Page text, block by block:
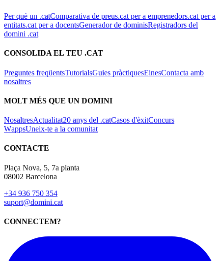
Per què un .catComparativa de preus.cat per a emprenedors.cat per a
entitats.cat per a docentsGenerador de dominisRegistradors del
domini .cat
CONSOLIDA EL TEU .CAT
Preguntes freqüentsTutorialsGuies pràctiquesEinesContacta amb
nosaltres
MOLT MÉS QUE UN DOMINI
NosaltresActualitat20 anys del .catCasos d'èxitConcurs
WappsUneix-te a la comunitat
CONTACTE
Plaça Nova, 5, 7a planta
08002 Barcelona
+34 936 750 354
suport@domini.cat
CONNECTEM?